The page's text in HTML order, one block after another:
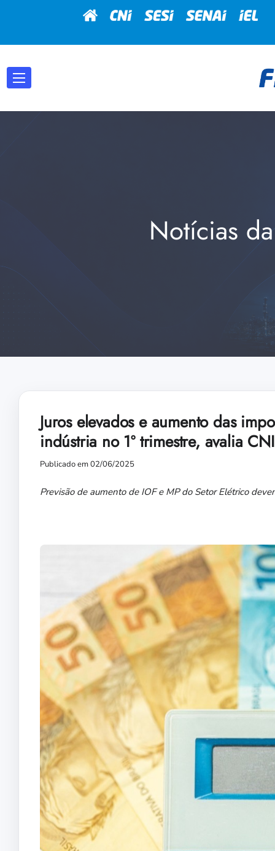
Notícias
Juros elevados e aumento das
indústria no 1º trimestre, avalia CNI
Publicado em 02/06/2025
Previsão de aumento de IOF e MP do Setor Elétrico